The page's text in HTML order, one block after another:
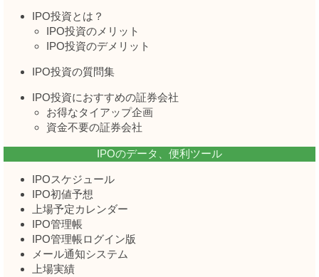
IPO投資とは？
IPO投資のメリット
IPO投資のデメリット
IPO投資の質問集
IPO投資におすすめの証券会社
お得なタイアップ企画
資金不要の証券会社
IPOのデータ、便利ツール
IPOスケジュール
IPO初値予想
上場予定カレンダー
IPO管理帳
IPO管理帳ログイン版
メール通知システム
上場実績